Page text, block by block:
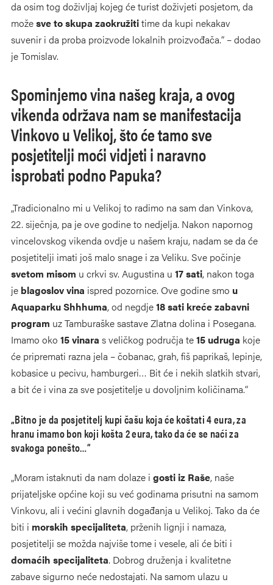
da osim tog doživljaj kojeg će turist doživjeti posjetom, da
možesve to skupa zaokružititime da kupi nekakav
suvenir i da proba proizvode lokalnih proizvođača.“ – dodao
je Tomislav.
Spominjemo vina našeg kraja, a ovog
vikenda održava nam se manifestacija
Vinkovo u Velikoj, što će tamo sve
posjetitelji moći vidjeti i naravno
isprobati podno Papuka?
„Tradicionalno mi u Velikoj to radimo na sam dan Vinkova,
22. siječnja, pa je ove godine to nedjelja. Nakon napornog
vincelovskog vikenda ovdje u našem kraju, nadam se da će
posjetitelji imati još malo snage i za Veliku. Sve počinje
svetom misom u crkvi sv. Augustina u 17 sati, nakon toga
je blagoslov vina ispred pozornice. Ove godine smo u
Aquaparku Shhhuma, od negdje18 sati kreće zabavni
program uz Tamburaške sastave Zlatna dolina i Posegana.
Imamo oko 15 vinara s veličkog područja te15 udruga koje
će pripremati razna jela – čobanac, grah, fiš paprikaš, lepinje,
kobasice u pecivu, hamburgeri… Bit će i nekih slatkih stvari,
a bit će i vina za sve posjetitelje u dovoljnim količinama.“
„Bitno je da posjetitelj kupi čašu koja će koštati 4 eura, za
hranu imamo bon koji košta 2 eura, tako da će se naći za
svakoga ponešto…“
„Moram istaknuti da nam dolaze i gosti iz Raše, naše
prijateljske općine koji su već godinama prisutni na samom
Vinkovu, ali i većini glavnih događanja u Velikoj. Tako da će
biti i morskih specijaliteta, prženih lignji i namaza,
posjetitelji se možda najviše tome i vesele, ali će biti i
domaćih specijaliteta. Dobrog druženja i kvalitetne
zabave sigurno neće nedostajati. Na samom ulazu u